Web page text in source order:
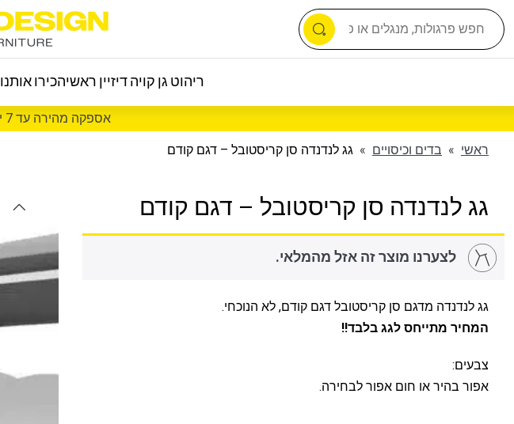
ריהוט גן קויה דיזיין ראשיהכירו אותנו
אספקה מהירה עד 7 ימי עסקים. ואולי הרבה לפני...
ראשי » בדים וכיסויים » גג לנדנדה סן קריסטובל – דגם קודם
גג לנדנדה סן קריסטובל – דגם קודם
לצערנו מוצר זה אזל מהמלאי.
גג לנדנדה מדגם סן קריסטובל דגם קודם, לא הנוכחי.
המחיר מתייחס לגג בלבד!!
צבעים:
אפור בהיר או חום אפור לבחירה.